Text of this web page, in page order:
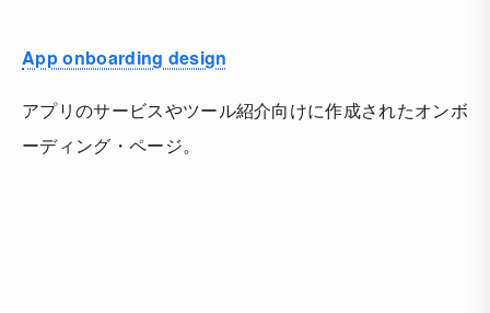
App onboarding design
アプリのサービスやツール紹介向けに作成されたオンボ
ーディング・ページ。